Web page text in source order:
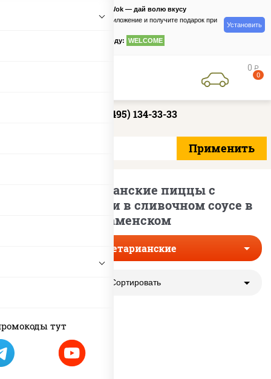
тут
PizzaSushiWok — дай волю вкусу
Скачайте приложение и получите подарок при
по промокоду: WELCOME
Установить
0 руб
0
+7 (495) 134-33-33
Вегетарианские пиццы с
шампиньонами в сливочном соусе в
Раменском
Вегетарианские
Сортировать